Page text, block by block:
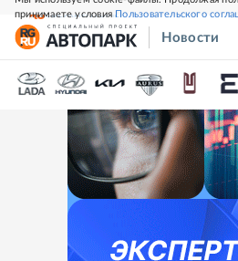
принимаете условияПользовательского
СВЕЖИЙ НОМЕР
Новости